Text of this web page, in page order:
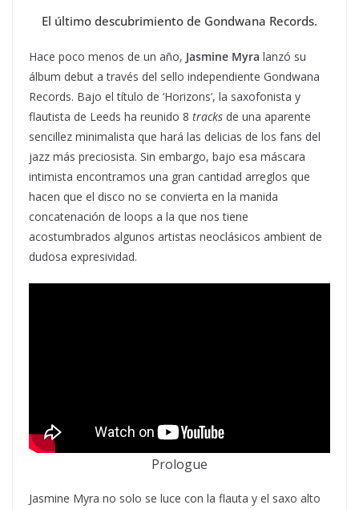
El último descubrimiento de Gondwana Records.
Hace poco menos de un año, Jasmine Myra lanzó su
álbum debut a través del sello independiente Gondwana
Records. Bajo el título de ‘Horizons’, la saxofonista y
flautista de Leeds ha reunido 8 tracks de una aparente
sencillez minimalista que hará las delicias de los fans del
jazz más preciosista. Sin embargo, bajo esa máscara
intimista encontramos una gran cantidad arreglos que
hacen que el disco no se convierta en la manida
concatenación de loops a la que nos tiene
acostumbrados algunos artistas neoclásicos ambient de
dudosa expresividad.
Prologue
Jasmine Myra no solo se luce con la flauta y el saxo alto